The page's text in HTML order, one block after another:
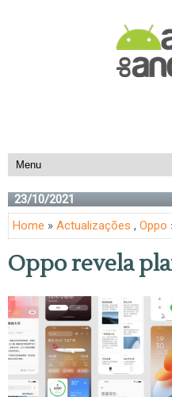
23/10/2021
Home » Actualizações , Oppo
Oppo revela